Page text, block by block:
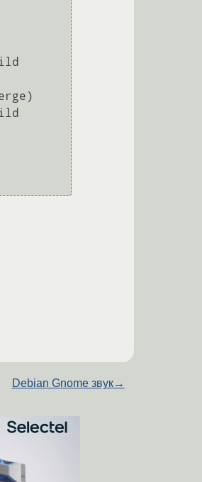
Debian Gnome звук→